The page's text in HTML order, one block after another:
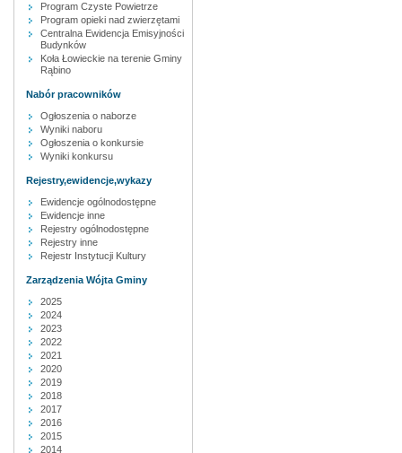
Program Czyste Powietrze
Program opieki nad zwierzętami
Centralna Ewidencja Emisyjności
Budynków
Koła Łowieckie na terenie Gminy
Rąbino
Nabór pracowników
Ogłoszenia o naborze
Wyniki naboru
Ogłoszenia o konkursie
Wyniki konkursu
Rejestry,ewidencje,wykazy
Ewidencje ogólnodostępne
Ewidencje inne
Rejestry ogólnodostępne
Rejestry inne
Rejestr Instytucji Kultury
Zarządzenia Wójta Gminy
2025
2024
2023
2022
2021
2020
2019
2018
2017
2016
2015
2014